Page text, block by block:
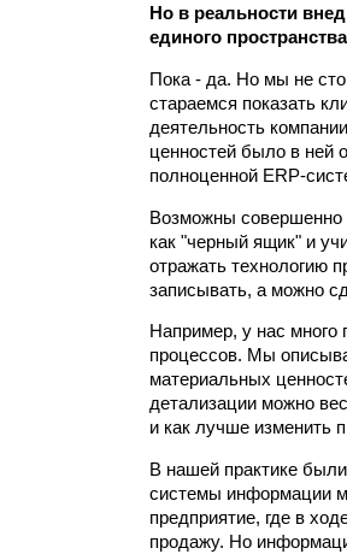
Но в реальности
единого
Пока - да. Но мы не
стараемся показать
деятельность
ценностей было в ней
полноценной ERP-
Возможны совершенно
как "черный ящик" и
отражать технологию
записывать, а можно
Например, у нас много
процессов. Мы
материальных
детализации можно
и как лучше изменить
В нашей практике были
системы информации
предприятие, где в
продажу. Но